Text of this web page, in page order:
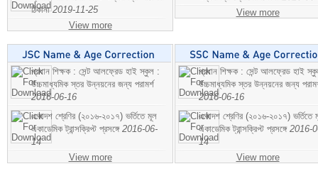
ঠিকানা2019-11-25
View more
View more
প্রধান শিক্ষক : সেন্ট আলফ্রেড হাই স্কুল :
উচ্চমাধ্যমিক স্তর উন্নয়নের জন্য পরামর্শ
2016-06-16
একাদশ শ্রেণির (২০১৬-২০১৭) ভর্তিতে মূল
একাডেমিক ট্রান্সক্রিপ্ট প্রসঙ্গে 2016-06-
14
View more
প্রধান শিক্ষক : সেন্ট আলফ্রেড হাই
উচ্চমাধ্যমিক স্তর উন্নয়নের জন্য
2016-06-16
একাদশ শ্রেণির (২০১৬-২০১৭) ভর্তিতে
একাডেমিক ট্রান্সক্রিপ্ট প্রসঙ্গে 2016-
14
View more